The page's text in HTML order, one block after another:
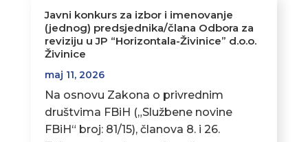
Javni konkurs za izbor i imenovanje
(jednog) predsjednika/člana Odbora za
reviziju u JP “Horizontala-Živinice” d.o.o.
Živinice
maj 11, 2026
Na osnovu Zakona o privrednim
društvima FBiH („Službene novine
FBiH“ broj: 81/15), članova 8. i 26.